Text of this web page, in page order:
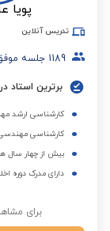
تدریس آنلاین
1189 جلسه
برترین استاد
کارشناسی ارشد
کارشناسی مهندسی
بیش از چهار سال
دارای مدرک دوره
برای